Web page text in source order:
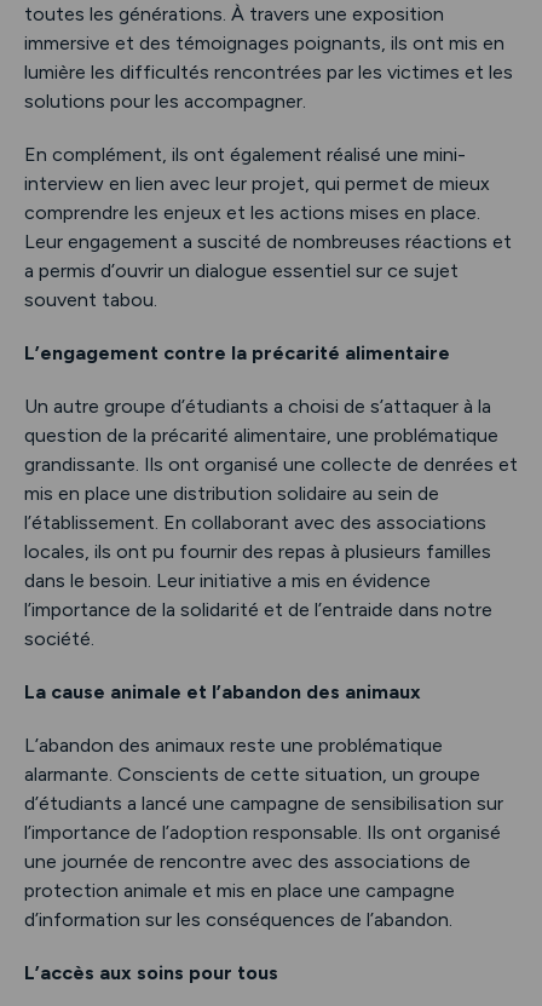
toutes les générations. À travers une exposition
immersive et des témoignages poignants, ils ont mis en
lumière les difficultés rencontrées par les victimes et les
solutions pour les accompagner.
En complément, ils ont également réalisé une mini-
interview en lien avec leur projet, qui permet de mieux
comprendre les enjeux et les actions mises en place.
Leur engagement a suscité de nombreuses réactions et
a permis d’ouvrir un dialogue essentiel sur ce sujet
souvent tabou.
L’engagement contre la précarité alimentaire
Un autre groupe d’étudiants a choisi de s’attaquer à la
question de la précarité alimentaire, une problématique
grandissante. Ils ont organisé une collecte de denrées et
mis en place une distribution solidaire au sein de
l’établissement. En collaborant avec des associations
locales, ils ont pu fournir des repas à plusieurs familles
dans le besoin. Leur initiative a mis en évidence
l’importance de la solidarité et de l’entraide dans notre
société.
La cause animale et l’abandon des animaux
L’abandon des animaux reste une problématique
alarmante. Conscients de cette situation, un groupe
d’étudiants a lancé une campagne de sensibilisation sur
l’importance de l’adoption responsable. Ils ont organisé
une journée de rencontre avec des associations de
protection animale et mis en place une campagne
d’information sur les conséquences de l’abandon.
L’accès aux soins pour tous